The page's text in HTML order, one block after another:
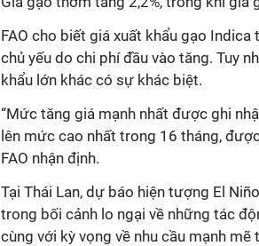
FAO cho biết giá xuất khẩu gạo
chủ yếu do chi phí đầu vào tăng. Tuy
khẩu lớn khác có sự khác biệt.
“Mức tăng giá mạnh nhất được ghi
lên mức cao nhất trong 16 tháng,
FAO nhận định.
Tại Thái Lan, dự báo hiện tượng El
trong bối cảnh lo ngại về những tác
cùng với kỳ vọng về nhu cầu mạnh